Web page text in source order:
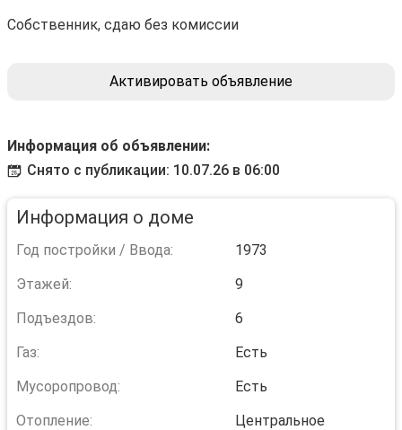
Собственник, сдаю без комиссии
Активировать объявление
Информация об объявлении:
Снято с публикации: 10.07.26 в 06:00
Информация о доме
Год постройки / Ввода:
1973
Этажей:
9
Подъездов:
6
Газ:
Есть
Мусоропровод:
Есть
Отопление:
Центральное